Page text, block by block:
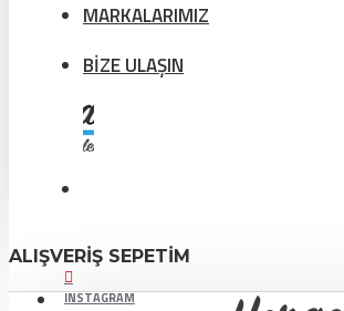
MARKALARIMIZ
BİZE ULAŞIN
ALIŞVERIŞ SEPETIM
INSTAGRAM